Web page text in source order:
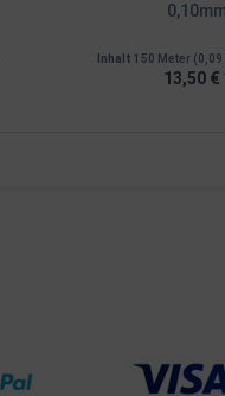
Inhalt150 Meter (0,09
13,50 €